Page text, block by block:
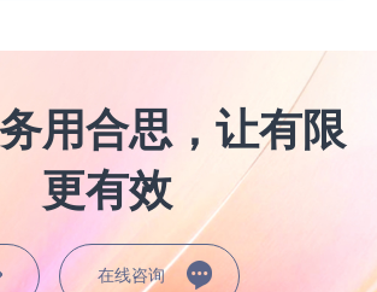
用合思，让有限
更有效
在线咨询